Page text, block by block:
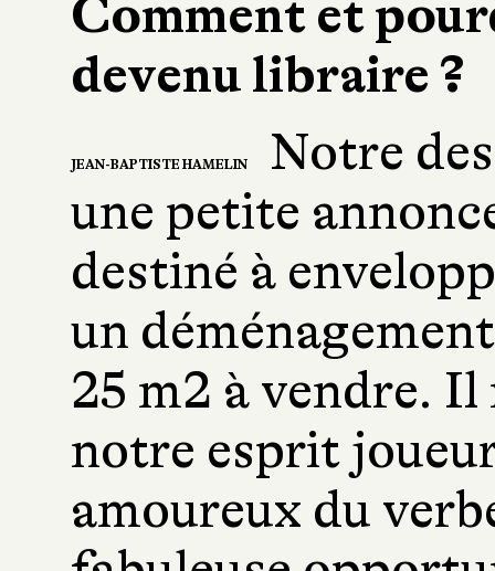
Comment et
devenu libraire ?
JEAN-BAPTISTE HAMELIN
Notre
une petite
destiné à
un
25 m2 à vendre.
notre esprit
amoureux du